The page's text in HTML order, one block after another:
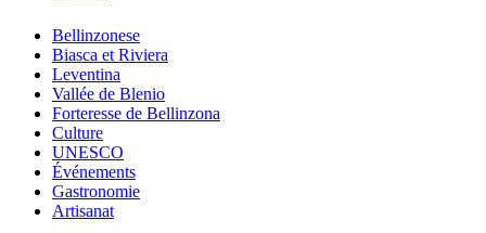
Bellinzonese
Biasca et Riviera
Leventina
Vallée de Blenio
Forteresse de Bellinzona
Culture
UNESCO
Événements
Gastronomie
Artisanat